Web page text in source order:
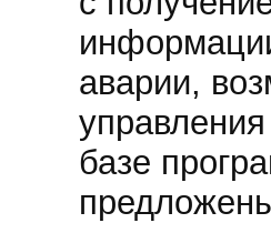
аварии,
базе